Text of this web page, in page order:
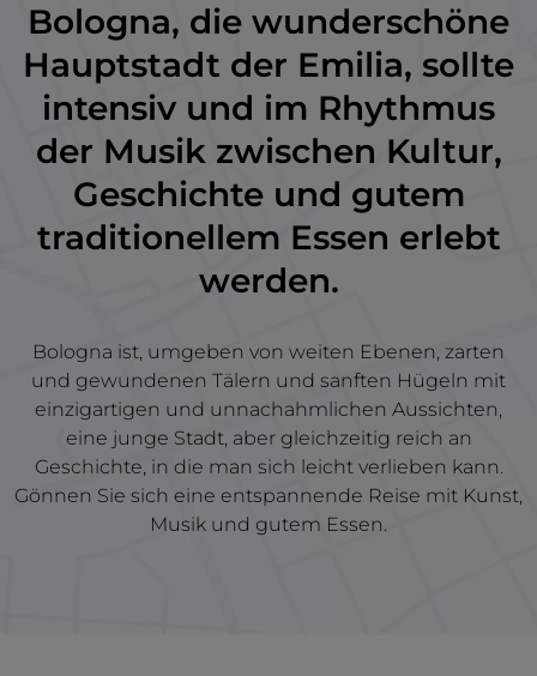
Bologna, die wunderschöne
Hauptstadt der Emilia, sollte
intensiv und im Rhythmus
der Musik zwischen Kultur,
Geschichte und gutem
traditionellem Essen erlebt
werden.
Bologna ist, umgeben von weiten Ebenen, zarten
und gewundenen Tälern und sanften Hügeln mit
einzigartigen und unnachahmlichen Aussichten,
eine junge Stadt, aber gleichzeitig reich an
Geschichte, in die man sich leicht verlieben kann.
Gönnen Sie sich eine entspannende Reise mit Kunst,
Musik und gutem Essen.